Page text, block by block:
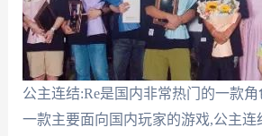
公主连结:Re是国内非常热门的一款
一款主要面向国内玩家的游戏,公主连